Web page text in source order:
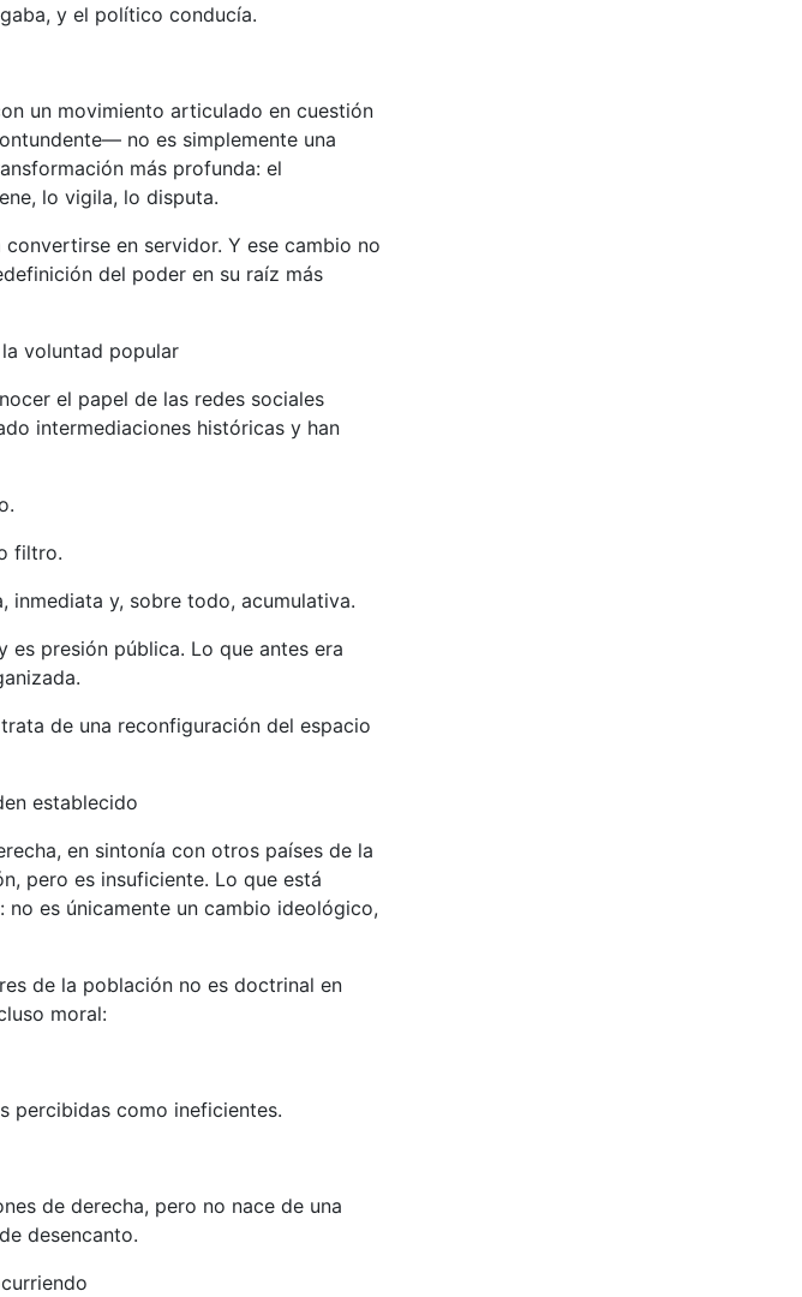
y el político conducía.
un movimiento articulado en cuestión
no es simplemente una
más profunda: el
lo vigila, lo disputa.
en servidor. Y ese cambio no
del poder en su raíz más
voluntad popular
el papel de las redes sociales
intermediaciones históricas y han
filtro.
inmediata y, sobre todo, acumulativa.
es presión pública. Lo que antes era
de una reconfiguración del espacio
establecido
en sintonía con otros países de la
pero es insuficiente. Lo que está
es únicamente un cambio ideológico,
de la población no es doctrinal en
moral:
percibidas como ineficientes.
de derecha, pero no nace de una
desencanto.